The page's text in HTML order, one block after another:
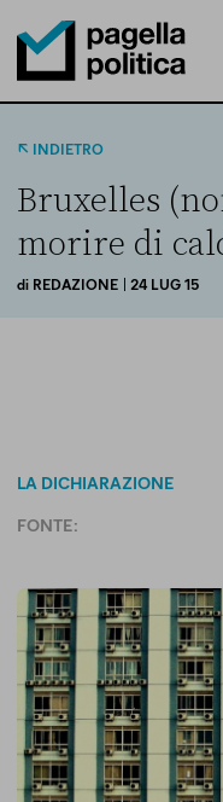
Pagella Politica Logo
INDIETRO
Bruxelles
morire di
di REDAZIONE | 24 LUG 15
LA DICHIARAZIONE
FONTE: